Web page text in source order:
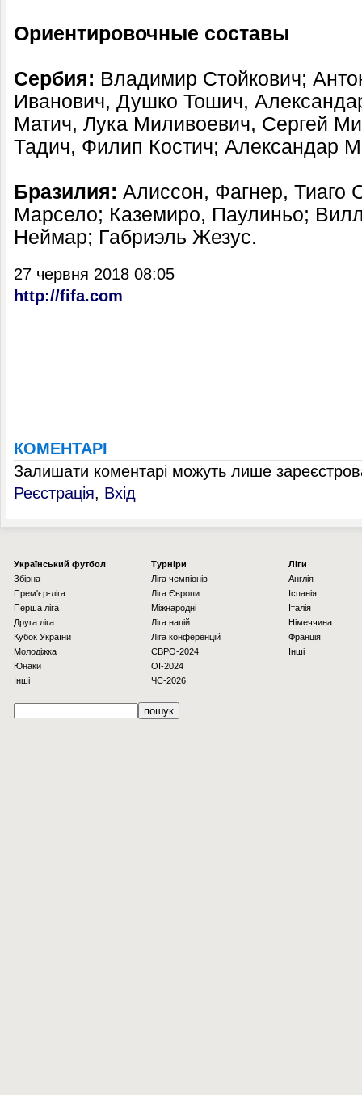
Ориентировочные составы​
Сербия: Владимир Стойкович;
Иванович, Душко Тошич,
Матич, Лука Миливоевич, Сергей
Тадич, Филип Костич; Александар
Бразилия: Алиссон, Фагнер, Тиаго
Марсело; Каземиро, Паулиньо;
Неймар; Габриэль Жезус.
27 червня 2018 08:05
http://fifa.com
КОМЕНТАРІ
Залишати коментарі можуть лише
Реєстрація, Вхід
Українcький футбол
Збірна
Прем'єр-ліга
Перша ліга
Друга ліга
Кубок України
Молодіжка
Юнаки
Інші
Турніри
Ліга чемпіонів
Ліга Європи
Міжнародні
Ліга націй
Ліга конференцій
ЄВРО-2024
OI-2024
ЧС-2026
Ліги
Англія
Іспанія
Італія
Німеччина
Франція
Інші